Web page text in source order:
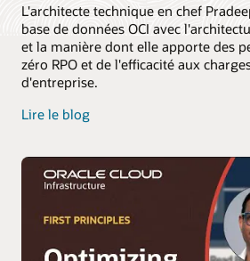
vers
le
back-
end.
Les
utilisateurs
interagissent
un
service
connecte
L'architecte technique en chef
base de données OCI avec
et la manière dont elle apporte des
zéro RPO et de l'efficacité aux
d'entreprise.
Lire le blog